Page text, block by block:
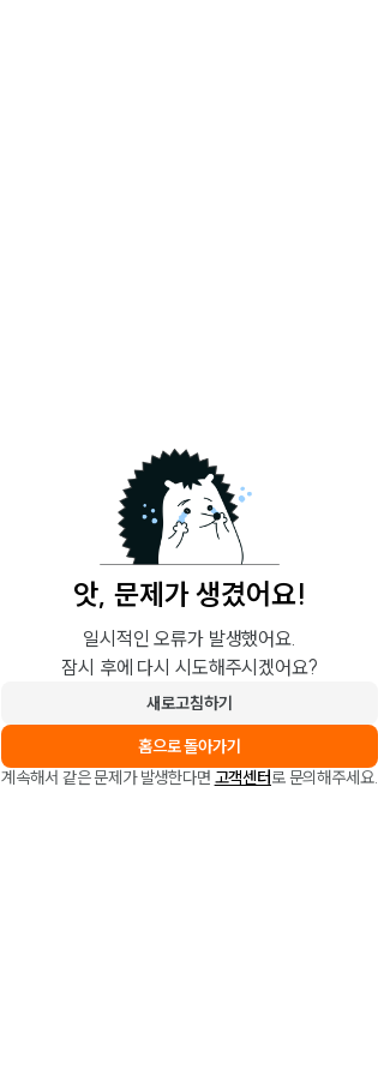
앗, 문제가 생겼어요!
일시적인 오류가 발생했어요.
잠시 후에 다시 시도해주시겠어요?
새로고침하기
홈으로 돌아가기
계속해서 같은 문제가 발생한다면 고객센터로 문의해주세요.